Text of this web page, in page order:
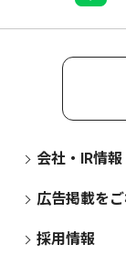
会社・IR情報
広告掲載を
採用情報